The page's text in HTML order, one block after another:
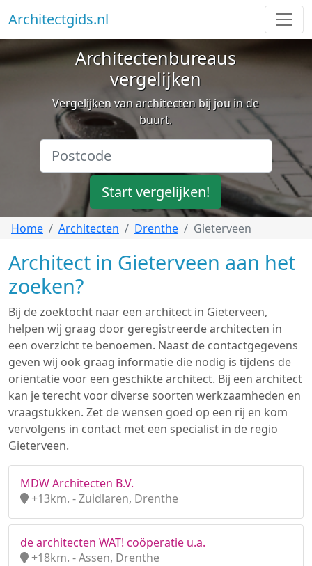
Architectgids.nl
Architectenbureaus
vergelijken
Vergelijken van architecten bij jou in de
buurt.
Start vergelijken!
Home Architecten Drenthe Gieterveen
Architect in Gieterveen aan het
zoeken?
Bij de zoektocht naar een architect in Gieterveen,
helpen wij graag door geregistreerde architecten in
een overzicht te benoemen. Naast de contactgegevens
geven wij ook graag informatie die nodig is tijdens de
oriëntatie voor een geschikte architect. Bij een architect
kan je terecht voor diverse soorten werkzaamheden en
vraagstukken. Zet de wensen goed op een rij en kom
vervolgens in contact met een specialist in de regio
Gieterveen.
MDW Architecten B.V.
+13km. - Zuidlaren, Drenthe
de architecten WAT! coöperatie u.a.
+18km. - Assen, Drenthe